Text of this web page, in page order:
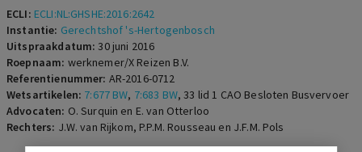
ECLI: ECLI:NL:GHSHE:2016:2642
Instantie: Gerechtshof 's-Hertogenbosch
Uitspraakdatum:30 juni 2016
Roepnaam: werknemer/X Reizen B.V.
Referentienummer: AR-2016-0712
Wetsartikelen: 7:677 BW, 7:683 BW,33 lid 1 CAO Besloten Busvervoer
Advocaten: O. Surquin en E. van Otterloo
Rechters: J.W. van Rijkom, P.P.M. Rousseau en J.F.M. Pols